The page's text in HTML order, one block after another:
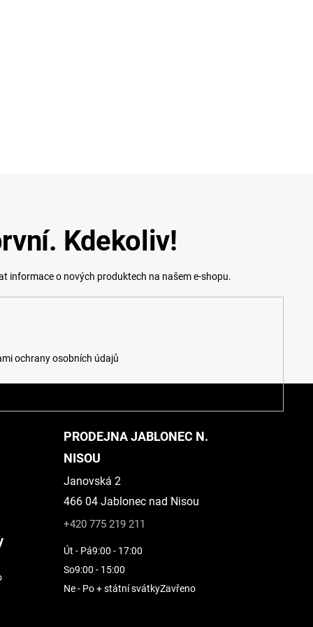
Kdekoliv!
informace o nových produktech na našem e-shopu.
ochrany osobních údajů
PRODEJNA JABLONEC N.
NISOU
Janovská 2
466 04 Jablonec nad Nisou
+420 775 219 211
Út - Pá9:00 - 17:00
So9:00 - 15:00
Ne - Po + státní svátkyZavřeno